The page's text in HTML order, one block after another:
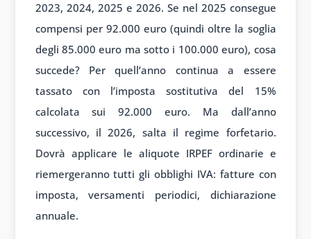
2023, 2024, 2025 e 2026. Se nel 2025 consegue
compensi per 92.000 euro (quindi oltre la soglia
degli 85.000 euro ma sotto i 100.000 euro), cosa
succede? Per quell’anno continua a essere
tassato con l’imposta sostitutiva del 15%
calcolata sui 92.000 euro. Ma dall’anno
successivo, il 2026, salta il regime forfetario.
Dovrà applicare le aliquote IRPEF ordinarie e
riemergeranno tutti gli obblighi IVA: fatture con
imposta, versamenti periodici, dichiarazione
annuale.